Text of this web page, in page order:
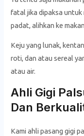
fatal jika dipaksa untuk
padat, alihkan ke
Keju yang lunak,
roti, dan atau sereal
atau air.
Ahli Gigi
Dan
Kami ahli pasang gigi